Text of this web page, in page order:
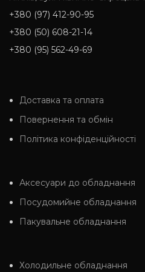
+380 (97) 412-90-95
+380 (50) 608-21-14
+380 (95) 562-49-69
Доставка та оплата
Повернення та обмін
Політика конфіденційності
Аксесуари до обладнання
Посудомийне обладнання
Пакувальне обладнання
Холодильне обладнання